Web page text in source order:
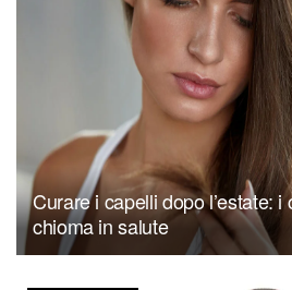
Curare i capelli dopo l’estate:
chioma in salute